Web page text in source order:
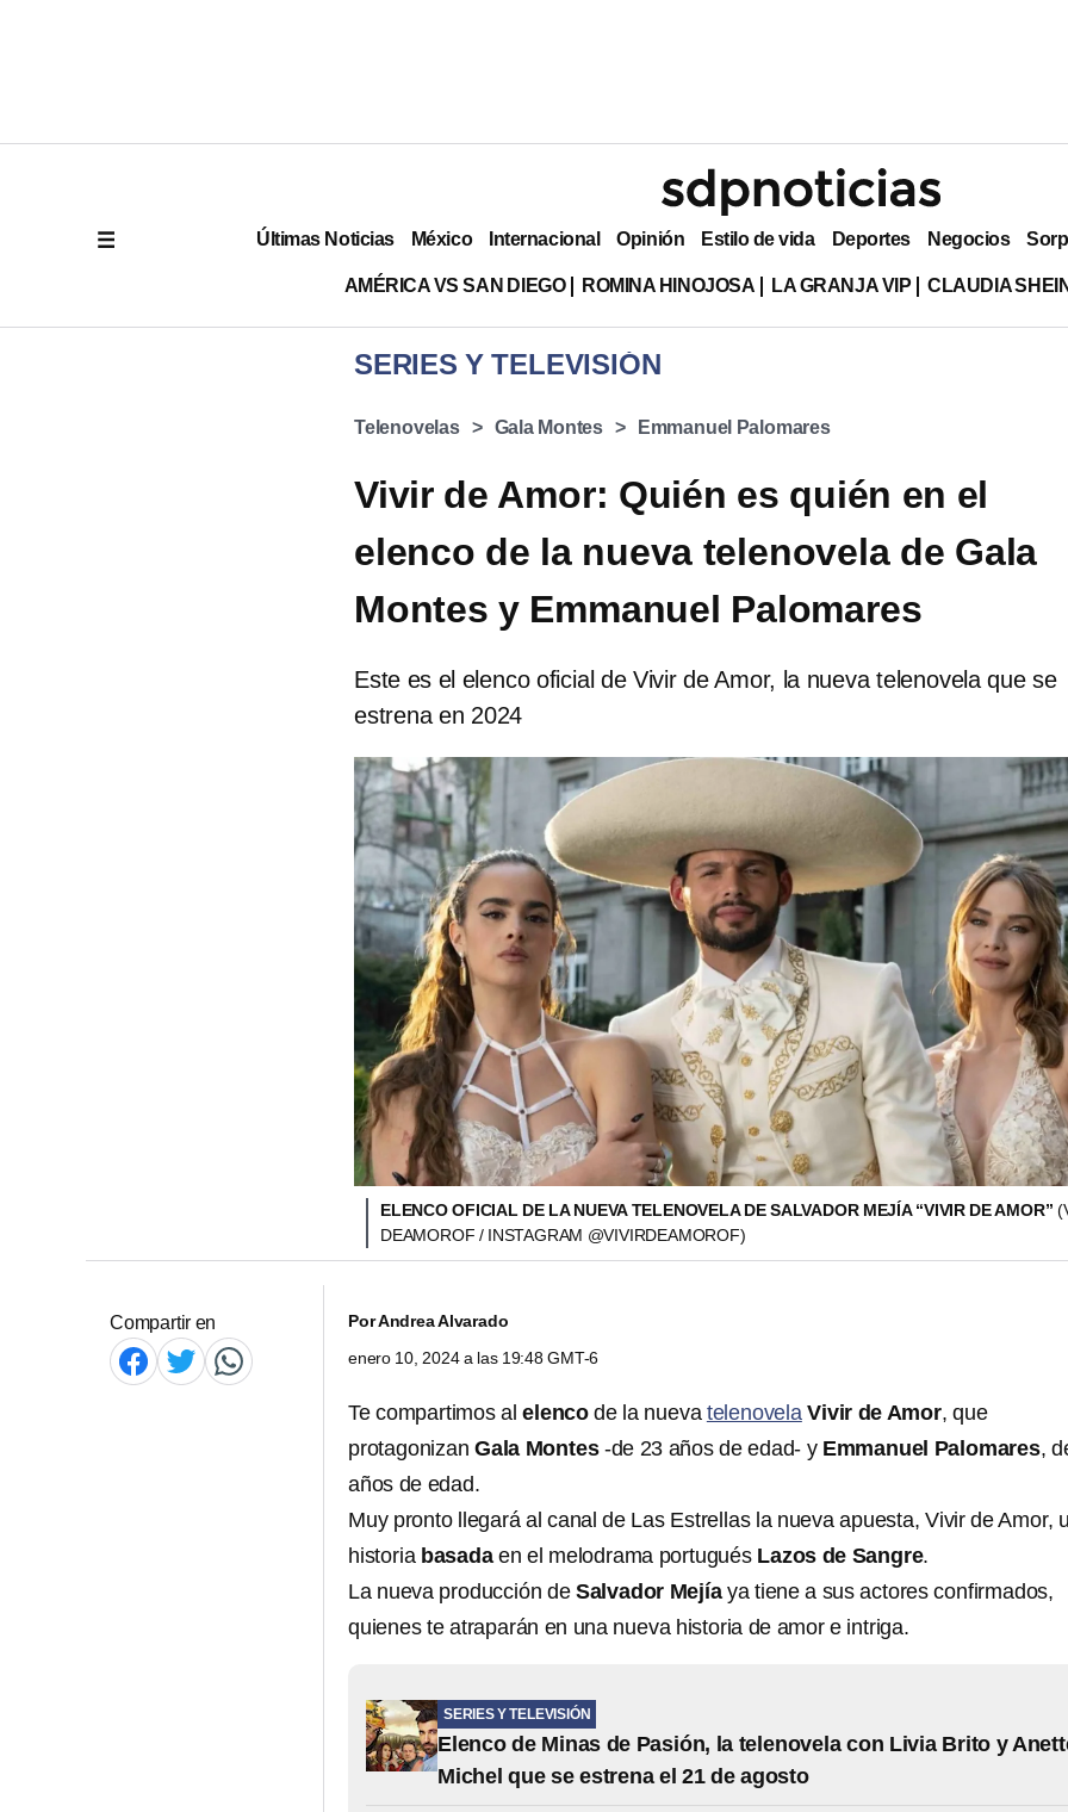
Últimas Noticias México Internacional Opinión Estilo de vida Deportes Negocios
AMÉRICA VS SAN DIEGO ROMINA HINOJOSA LA GRANJA VIP CLAUDIA
SERIES Y TELEVISIÓN
Telenovelas Gala Montes Emmanuel Palomares
Vivir de Amor: Quién es quién en el
elenco de la nueva telenovela de Gala
Montes y Emmanuel Palomares
Este es el elenco oficial de Vivir de Amor, la nueva telenovela que se
estrena en 2024
ELENCO OFICIAL DE LA NUEVA TELENOVELA DE SALVADOR MEJÍA “VIVIR DE AMOR”
DEAMOROF / INSTAGRAM @VIVIRDEAMOROF)
Compartir en PorAndrea Alvarado
enero 10, 2024 a las 19:48 GMT-6
Te compartimos alelenco de la nueva telenovela Vivir de Amor, que
protagonizanGala Montes -de 23 años de edad- y Emmanuel Palomares,
años de edad.
Muy pronto llegará al canal de Las Estrellas la nueva apuesta, Vivir de Amor,
historia basadaen el melodrama portugués Lazos de Sangre.
La nueva producción de Salvador Mejíaya tiene a sus actores confirmados,
quienes te atraparán en una nueva historia de amor e intriga.
SERIES Y TELEVISIÓN
Elenco de Minas de Pasión, la telenovela con Livia Brito y
Michel que se estrena el 21 de agosto